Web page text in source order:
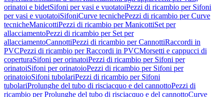
orinatoi e bidetSifoni per vasi e vuotatoiPezzi di ricambio per Sifoni
per vasi e vuotatoiSifoniCurve tecnichePezzi di ricambio per Curve
tecnicheManicottiPezzi di ricambio per ManicottiSet per
allacciamentoPezzi di ricambio per Set per
allacciamentoCannottiPezzi di ricambio per CannottiRaccordi in
PVCPezzi di ricambio per Raccordi in PVCMorsetti e cappucci di
coperturaSifoni per orinatoiPezzi di ricambio per Sifoni per
orinatoiSifoni per orinatoioPezzi di ricambio per Sifoni per
orinatoioSifoni tubolariPezzi di ricambio per Sifoni
tubolariProlunghe del tubo di risciacquo e del cannottoPezzi di
ricambio per Prolunghe del tubo di risciacquo e del cannottoCurve